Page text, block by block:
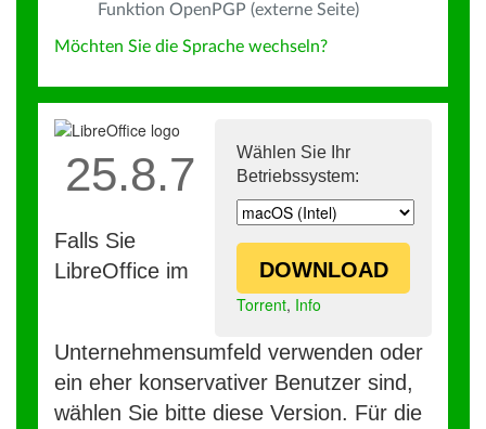
Funktion OpenPGP (externe Seite)
Möchten Sie die Sprache wechseln?
Wählen Sie Ihr
Betriebssystem:
DOWNLOAD
Torrent, Info
25.8.7
Falls Sie
LibreOffice im
Unternehmensumfeld verwenden oder
ein eher konservativer Benutzer sind,
wählen Sie bitte diese Version. Für die